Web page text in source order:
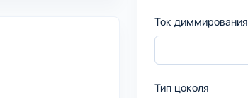
Ток диммирования
Тип цоколя